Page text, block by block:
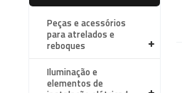
Peças e acessórios
para atrelados e
reboques
Iluminação e
elementos de